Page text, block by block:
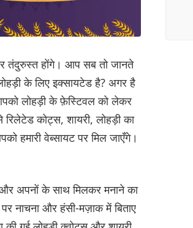
होंगे। आप सब तो जानते
के लिए इक्सायटेड है? अगर है
लोहड़ी के फ़ेस्टिवल को लेकर
कोट्स, शायरी, लोहड़ी का
हमारी वेब्सायट पर मिल जाएँगे।
और अपनों के साथ मिलकर मनाने का
नाचना और हंसी-मज़ाक में बिताए